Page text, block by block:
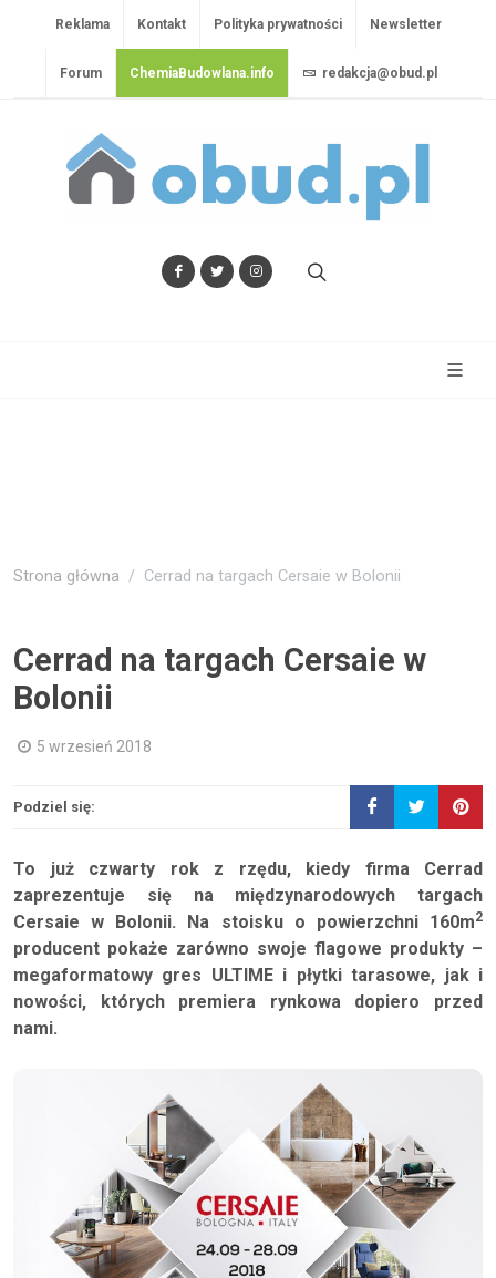
Reklama Kontakt Polityka prywatności Newsletter
Forum ChemiaBudowlana.info redakcja@obud.pl
Strona główna Cerrad na targach Cersaie w Bolonii
Cerrad na targach Cersaie w
Bolonii
5 wrzesień 2018
Podziel się:
To już czwarty rok z rzędu, kiedy firma Cerrad
zaprezentuje się na międzynarodowych targach
Cersaie w Bolonii. Na stoisku o powierzchni 160m2
producent pokaże zarówno swoje flagowe produkty –
megaformatowy gres ULTIME i płytki tarasowe, jak i
nowości, których premiera rynkowa dopiero przed
nami.